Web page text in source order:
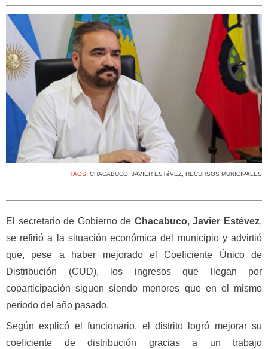
TAGS: CHACABUCO, JAVIER ESTéVEZ, RECURSOS MUNICIPALES
El secretario de Gobierno de Chacabuco,Javier Estévez,
se refirió a la situación económica del municipio y advirtió
que, pese a haber mejorado el Coeficiente Único de
Distribución (CUD), los ingresos que llegan por
coparticipación siguen siendo menores que en el mismo
período del año pasado.
Según explicó el funcionario, el distrito logró mejorar su
coeficiente de distribución gracias a un trabajo